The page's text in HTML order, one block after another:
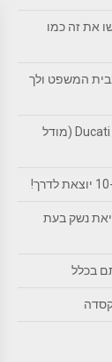
את זה כמו
המשפט ולך
מיצו רוכב על Ducati Multistrada V2S (מודל
נשק בעת